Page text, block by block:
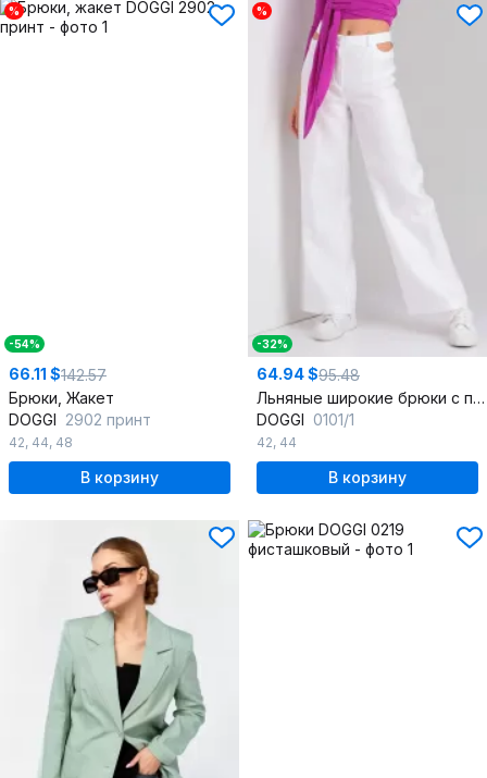
%
-54%
66.11 $142.57
Брюки, Жакет
DOGGI 2902 принт
42, 44, 48
В корзину
%
-32%
64.94 $95.48
Льняные широкие брюки с просветами и шлевками
DOGGI 0101/1
42, 44
В корзину